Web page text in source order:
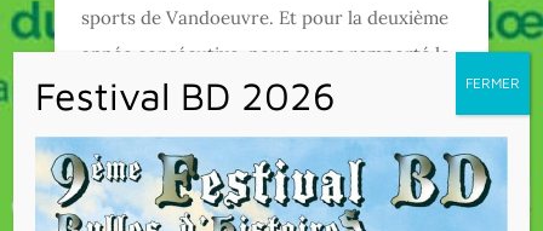
sports de Vandoeuvre. Et pour la deuxième
année consécutive, nous avons remporté le
tournoi. Félicitations à nos champions ! Et